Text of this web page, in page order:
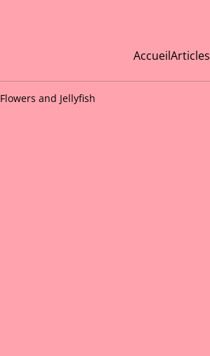
AccueilArticles
Flowers and Jellyfish